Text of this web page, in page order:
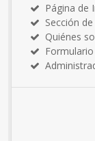
Página de
Sección
Quiénes